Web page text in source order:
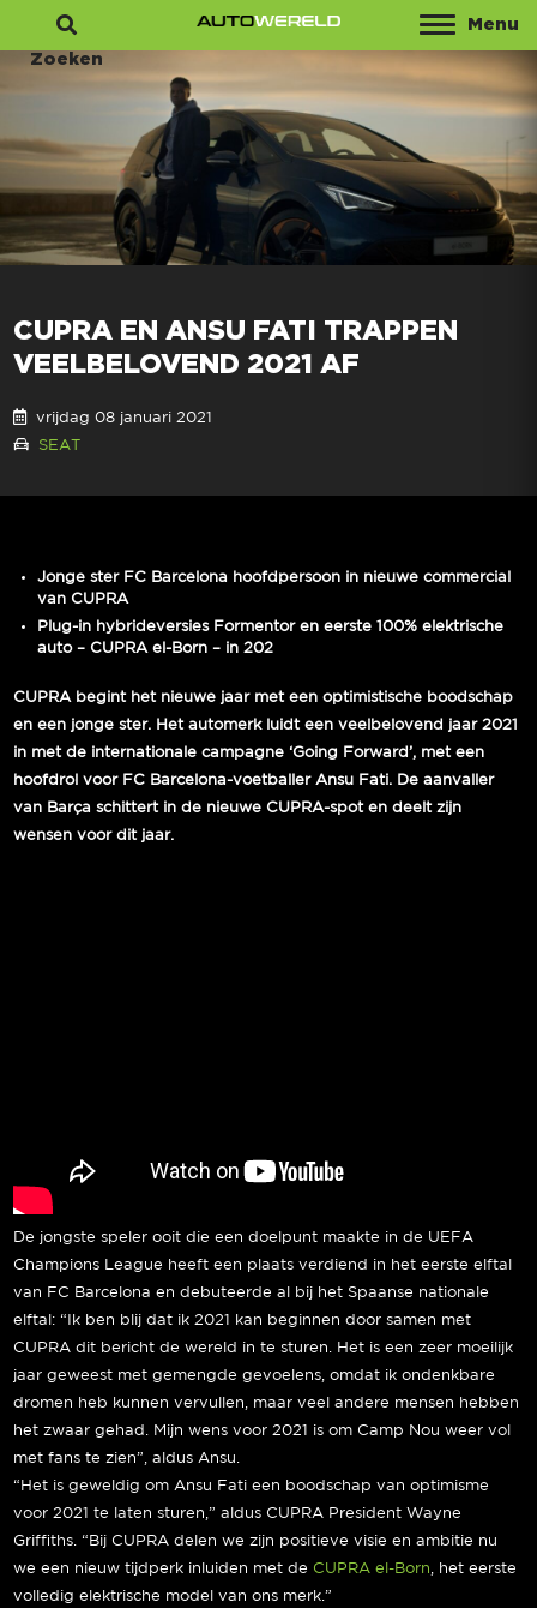
Menu
Zoeken
CUPRA EN ANSU FATI TRAPPEN
VEELBELOVEND 2021 AF
vrijdag 08 januari 2021
SEAT
Jonge ster FC Barcelona hoofdpersoon in nieuwe commercial
van CUPRA
Plug-in hybrideversies Formentor en eerste 100% elektrische
auto – CUPRA el-Born – in 202
CUPRA begint het nieuwe jaar met een optimistische boodschap
en een jonge ster. Het automerk luidt een veelbelovend jaar 2021
in met de internationale campagne ‘Going Forward’, met een
hoofdrol voor FC Barcelona-voetballer Ansu Fati. De aanvaller
van Barça schittert in de nieuwe CUPRA-spot en deelt zijn
wensen voor dit jaar.
De jongste speler ooit die een doelpunt maakte in de UEFA
Champions League heeft een plaats verdiend in het eerste elftal
van FC Barcelona en debuteerde al bij het Spaanse nationale
elftal: “Ik ben blij dat ik 2021 kan beginnen door samen met
CUPRA dit bericht de wereld in te sturen. Het is een zeer moeilijk
jaar geweest met gemengde gevoelens, omdat ik ondenkbare
dromen heb kunnen vervullen, maar veel andere mensen hebben
het zwaar gehad. Mijn wens voor 2021 is om Camp Nou weer vol
met fans te zien”, aldus Ansu.
“Het is geweldig om Ansu Fati een boodschap van optimisme
voor 2021 te laten sturen,” aldus CUPRA President Wayne
Griffiths. “Bij CUPRA delen we zijn positieve visie en ambitie nu
we een nieuw tijdperk inluiden met de CUPRA el-Born , het eerste
volledig elektrische model van ons merk.”